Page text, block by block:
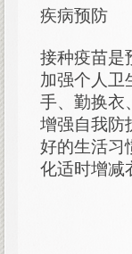
疾病预防
接种疫苗是
加强个人卫
手、勤换衣
增强自我防
好的生活习
化适时增减